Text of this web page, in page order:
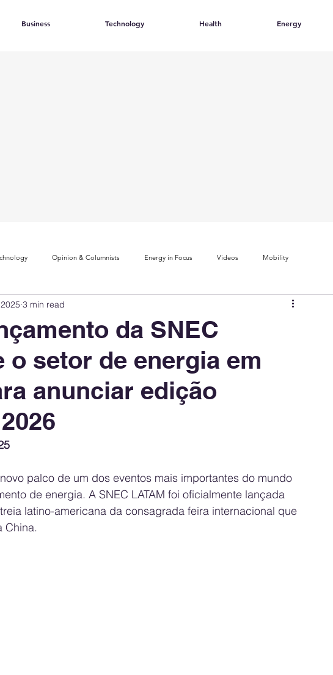
Business Technology Health Energy
Opinion & Columnists Energy in Focus Videos Mobility
Index Sustainability & ESG Index Electric Mobility Ranking
Public Policy Energy Policy Brand Perception Consumer Choice
Global Policy
da SNEC
o setor de energia em
anunciar edição
3 min read
palco de um dos eventos mais importantes do mundo
de energia. A SNEC LATAM foi oficialmente lançada
latino-americana da consagrada feira internacional que
China.